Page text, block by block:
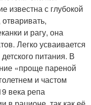
известна с глубокой
и рагу, она
Легко усваивается
питания. В
«проще пареной
и частом
века репа